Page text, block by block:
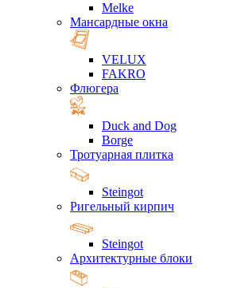
Melke
Мансардные окна
VELUX
FAKRO
Флюгера
Duck and Dog
Borge
Тротуарная плитка
Steingot
Ригельный кирпич
Steingot
Архитектурные блоки